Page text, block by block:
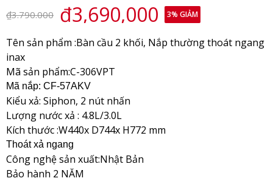
₫3.790.000 ₫3,690,000 3% GIẢM
Tên sản phẩm :Bàn cầu 2 khối, Nắp thường thoát ngang
inax
Mã sản phẩm:C-306VPT
Mã nắp: CF-57AKV
Kiểu xả: Siphon, 2 nút nhấn
Lượng nước xả : 4.8L/3.0L
Kích thước :W440x D744x H772 mm
Thoát xả ngang
Công nghệ sản xuất:Nhật Bản
Bảo hành 2 NĂM